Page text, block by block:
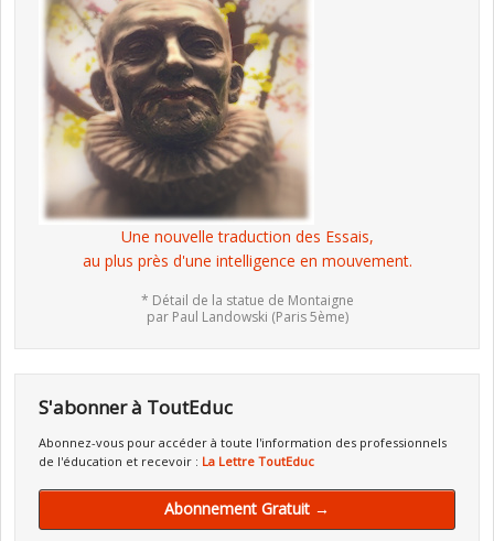
Une nouvelle traduction des Essais,
au plus près d'une intelligence en mouvement.
* Détail de la statue de Montaigne
par Paul Landowski (Paris 5ème)
S'abonner à ToutEduc
Abonnez-vous pour accéder à toute l'information des professionnels
de l'éducation et recevoir : La Lettre ToutEduc
Abonnement Gratuit →